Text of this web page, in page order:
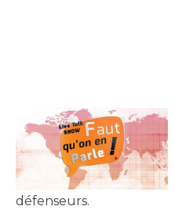
défenseurs.